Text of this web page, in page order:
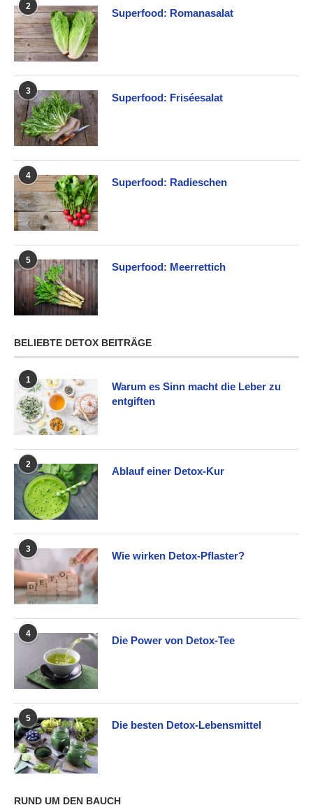
2
Superfood: Romanasalat
3
Superfood: Friséesalat
4
Superfood: Radieschen
5
Superfood: Meerrettich
BELIEBTE DETOX BEITRÄGE
1
Warum es Sinn macht die Leber zu
entgiften
2
Ablauf einer Detox-Kur
3
Wie wirken Detox-Pflaster?
4
Die Power von Detox-Tee
5
Die besten Detox-Lebensmittel
RUND UM DEN BAUCH